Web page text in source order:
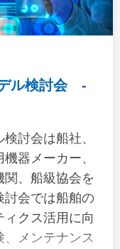
ル検討会 -
討会は船社、
器メーカー、
関、船級協会を
討会では船舶の
クス活用に向
メンテナンス